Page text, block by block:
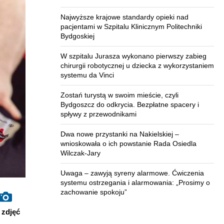
zdjęć
Najwyższe krajowe standardy opieki nad
pacjentami w Szpitalu Klinicznym Politechniki
Bydgoskiej
W szpitalu Jurasza wykonano pierwszy zabieg
chirurgii robotycznej u dziecka z wykorzystaniem
systemu da Vinci
Zostań turystą w swoim mieście, czyli
Bydgoszcz do odkrycia. Bezpłatne spacery i
spływy z przewodnikami
Dwa nowe przystanki na Nakielskiej –
wnioskowała o ich powstanie Rada Osiedla
Wilczak-Jary
Uwaga – zawyją syreny alarmowe. Ćwiczenia
systemu ostrzegania i alarmowania: „Prosimy o
zachowanie spokoju”